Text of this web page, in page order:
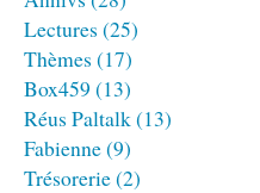
Lectures (25)
Thèmes (17)
Box459 (13)
Réus Paltalk(13)
Fabienne(9)
Trésorerie(2)